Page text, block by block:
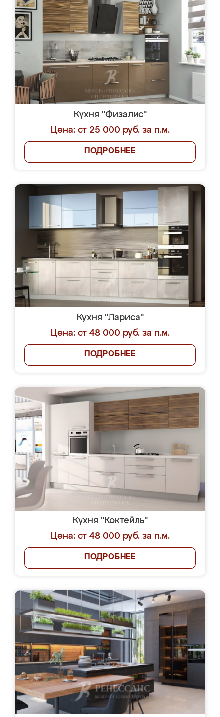
Кухня "Физалис"
Цена: от 25 000 руб. за п.м.
ПОДРОБНЕЕ
Кухня "Лариса"
Цена: от 48 000 руб. за п.м.
ПОДРОБНЕЕ
Кухня "Коктейль"
Цена: от 48 000 руб. за п.м.
ПОДРОБНЕЕ